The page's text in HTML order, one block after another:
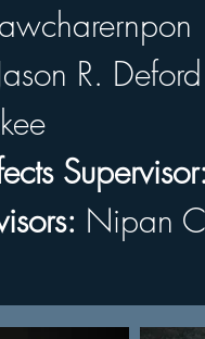
Nipan Chawcharernpon
R. Deford
Supervisor:
Nipan